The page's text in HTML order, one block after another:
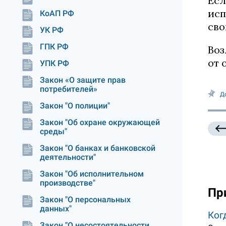
КоАП РФ
УК РФ
ГПК РФ
УПК РФ
Закон «О защите прав
потребителей»
Закон "О полиции"
Закон "Об охране окружающей
среды"
Закон "О банках и банковской
деятельности"
Закон "Об исполнительном
производстве"
Закон "О персональных
данных"
от